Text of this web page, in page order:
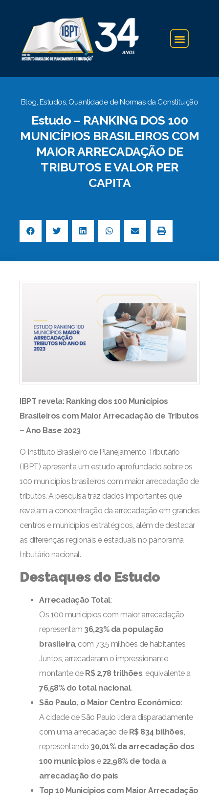
Blog, Estudos, Quantidade de Normas da Constituição
Estudo – RANKING DOS 100
MUNICÍPIOS BRASILEIROS COM
MAIOR ARRECADAÇÃO DE
TRIBUTOS E VALOR PER
CAPITA
IBPT revela: Ranking dos 100 Municípios
Brasileiros com Maior Arrecadação de Tributos
– Ano Base 2023
O Instituto Brasileiro de Planejamento Tributário
(IBPT) apresenta um estudo aprofundado sobre os
100 municípios brasileiros com maior arrecadação de
tributos. A pesquisa traz dados importantes que
revelam a concentração da arrecadação em grandes
centros e municípios estratégicos, além de destacar
as diferenças regionais e estaduais no panorama
tributário nacional.
Destaques do Estudo
Arrecadação Total:
Os 100 municípios com maior arrecadação
representam 36,23% da população
brasileira, com 73,5 milhões de habitantes.
Juntos, arrecadaram o impressionante
montante de R$ 2,78 trilhões, equivalente a
76,58% do total nacional.
São Paulo, o Maior Centro Econômico:
A cidade de São Paulo lidera disparadamente
com uma arrecadação de R$ 834 bilhões,
representando 30,01% da arrecadação dos
100 municípios e 22,98% de toda a
arrecadação do país.
Top 10 Municípios com Maior Arrecadação